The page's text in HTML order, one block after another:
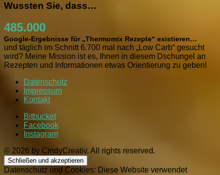
Wussten Sie, dass…
485.000
Google-Ergebnisse für „Thermomix Rezepte“ existieren…
und täglich im Schnitt 6.700 mal nach „Low Carb“ gesucht
wird? Meine Mission ist es, Ihnen in diesem Dschungel an
Rezepten und Informationen etwas Orientierung zu geben!
Datenschutz
Impressum
Kontakt
Bitbucket
Facebook
Instagram
© 2026 by CindyCreativ. All rights reserved.
Datenschutz und Cookies: Diese Website verwendet